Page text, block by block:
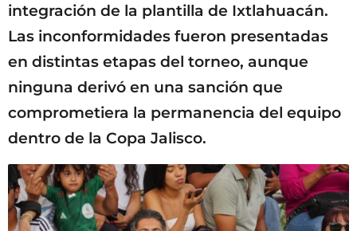
integración de la plantilla de Ixtlahuacán.
Las inconformidades fueron presentadas
en distintas etapas del torneo, aunque
ninguna derivó en una sanción que
comprometiera la permanencia del equipo
dentro de la Copa Jalisco.